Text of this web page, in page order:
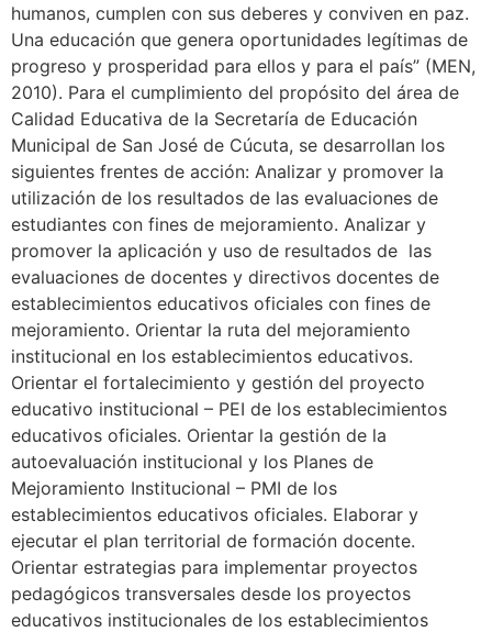
humanos, cumplen con sus deberes y conviven en paz.
Una educación que genera oportunidades legítimas de
progreso y prosperidad para ellos y para el país” (MEN,
2010). Para el cumplimiento del propósito del área de
Calidad Educativa de la Secretaría de Educación
Municipal de San José de Cúcuta, se desarrollan los
siguientes frentes de acción: Analizar y promover la
utilización de los resultados de las evaluaciones de
estudiantes con fines de mejoramiento. Analizar y
promover la aplicación y uso de resultados de las
evaluaciones de docentes y directivos docentes de
establecimientos educativos oficiales con fines de
mejoramiento. Orientar la ruta del mejoramiento
institucional en los establecimientos educativos.
Orientar el fortalecimiento y gestión del proyecto
educativo institucional – PEI de los establecimientos
educativos oficiales. Orientar la gestión de la
autoevaluación institucional y los Planes de
Mejoramiento Institucional – PMI de los
establecimientos educativos oficiales. Elaborar y
ejecutar el plan territorial de formación docente.
Orientar estrategias para implementar proyectos
pedagógicos transversales desde los proyectos
educativos institucionales de los establecimientos